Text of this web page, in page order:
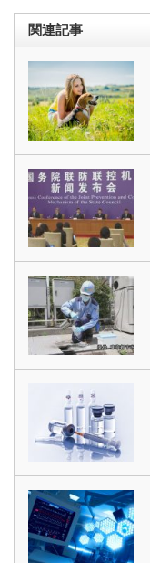
関連記事